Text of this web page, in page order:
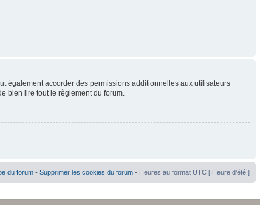
également accorder des permissions additionnelles aux utilisateurs
bien lire tout le règlement du forum.
du forum • Supprimer les cookies du forum • Heures au format UTC [ Heure d’été ]